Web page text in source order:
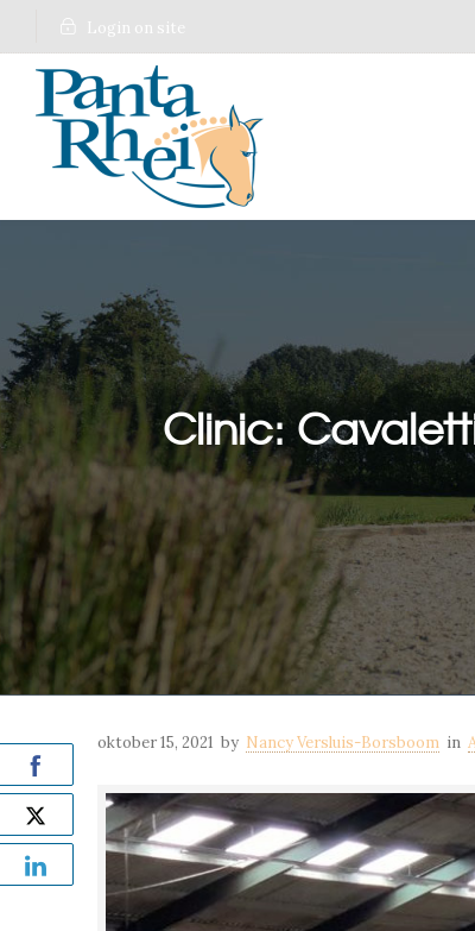
Login on site
Clinic:
oktober 15, 2021 by Nancy Versluis-Borsboom in